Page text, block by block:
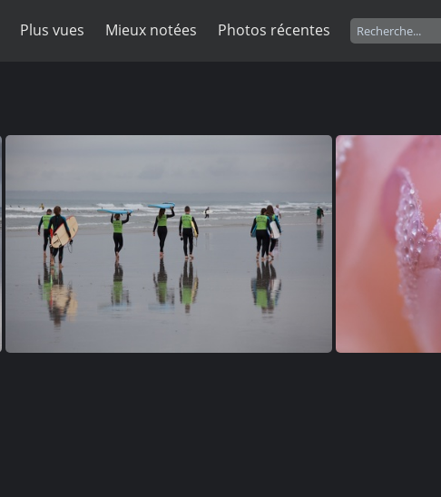
Plus vues Mieux notées Photos récentes